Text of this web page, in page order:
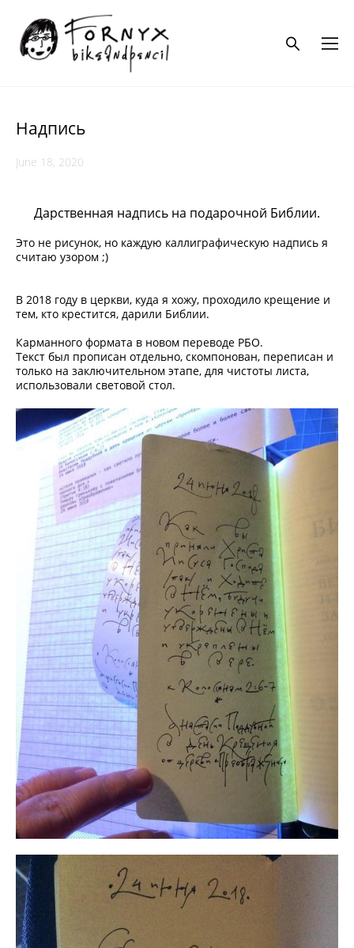
June 18, 2020
Надпись
Дарственная надпись на подарочной Библии.
Это не рисунок, но каждую каллиграфическую надпись я
считаю узором ;)
В 2018 году в церкви, куда я хожу, проходило крещение и
тем, кто крестится, дарили Библии.
Карманного формата в новом переводе РБО.
Текст был прописан отдельно, скомпонован, переписан и
только на заключительном этапе, для чистоты листа,
использовали световой стол.